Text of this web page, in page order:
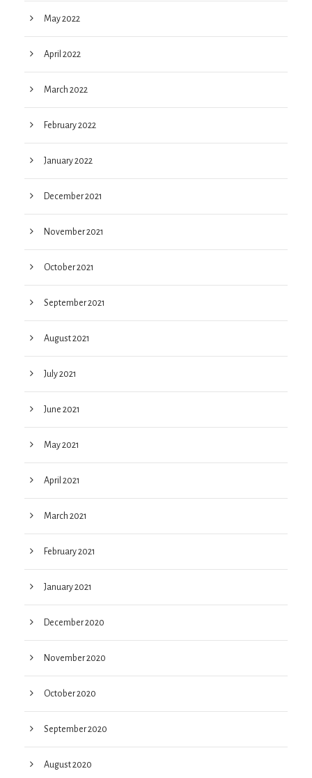
May 2022
April 2022
March 2022
February 2022
January 2022
December 2021
November 2021
October 2021
September 2021
August 2021
July 2021
June 2021
May 2021
April 2021
March 2021
February 2021
January 2021
December 2020
November 2020
October 2020
September 2020
August 2020